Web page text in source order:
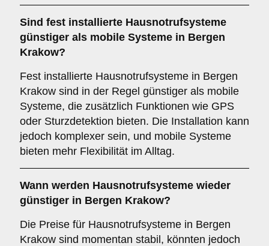
Sind fest installierte Hausnotrufsysteme
günstiger als mobile Systeme in Bergen
Krakow?
Fest installierte Hausnotrufsysteme in Bergen
Krakow sind in der Regel günstiger als mobile
Systeme, die zusätzlich Funktionen wie GPS
oder Sturzdetektion bieten. Die Installation kann
jedoch komplexer sein, und mobile Systeme
bieten mehr Flexibilität im Alltag.
Wann werden Hausnotrufsysteme wieder
günstiger in Bergen Krakow?
Die Preise für Hausnotrufsysteme in Bergen
Krakow sind momentan stabil, könnten jedoch